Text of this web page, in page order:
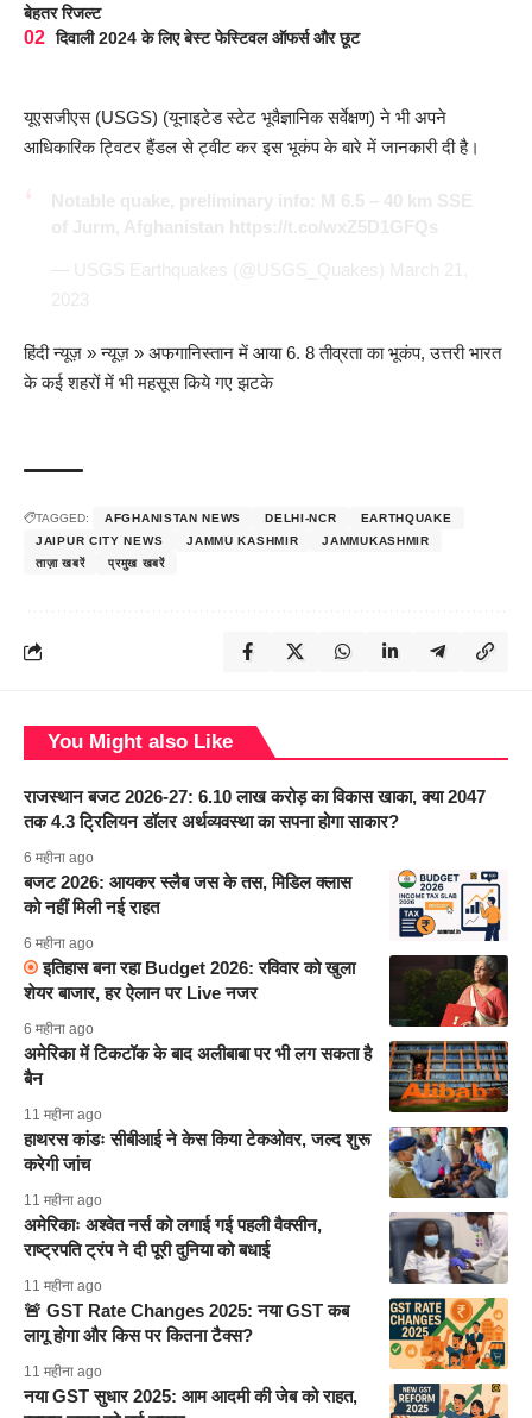
बेहतर रिजल्ट
दिवाली 2024 के लिए बेस्ट फेस्टिवल ऑफर्स और छूट
यूएसजीएस (USGS) (यूनाइटेड स्टेट भूवैज्ञानिक सर्वेक्षण) ने भी अपने
आधिकारिक ट्विटर हैंडल से ट्वीट कर इस भूकंप के बारे में जानकारी दी है।
हिंदी न्यूज़ »न्यूज़ » अफगानिस्तान में आया 6. 8 तीव्रता का भूकंप, उत्तरी भारत
के कई शहरों में भी महसूस किये गए झटके
TAGGED: AFGHANISTAN NEWS DELHI-NCR
EARTHQUAKE
JAIPUR CITY NEWS
JAMMU KASHMIR
JAMMUKASHMIR
ताज़ा खबरें
प्रमुख खबरें
You Might also Like
राजस्थान बजट 2026-27: 6.10 लाख करोड़ का विकास खाका, क्या 2047
तक 4.3 ट्रिलियन डॉलर अर्थव्यवस्था का सपना होगा साकार?
6 महीना ago
बजट 2026: आयकर स्लैब जस के तस, मिडिल क्लास
को नहीं मिली नई राहत
6 महीना ago
इतिहास बना रहा Budget 2026: रविवार को खुला
शेयर बाजार, हर ऐलान पर Live नजर
6 महीना ago
अमेरिका में टिकटॉक के बाद अलीबाबा पर भी लग सकता है
बैन
11 महीना ago
हाथरस कांडः सीबीआई ने केस किया टेकओवर, जल्द शुरू
करेगी जांच
11 महीना ago
अमेरिकाः अश्वेत नर्स को लगाई गई पहली वैक्सीन,
राष्ट्रपति ट्रंप ने दी पूरी दुनिया को बधाई
11 महीना ago
🚨 GST Rate Changes 2025: नया GST कब
लागू होगा और किस पर कितना टैक्स?
11 महीना ago
नया GST सुधार 2025: आम आदमी की जेब को राहत,